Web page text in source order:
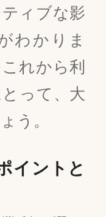
ィブな影
わかりま
れから利
って、大
う。
イントと